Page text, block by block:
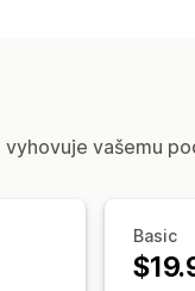
vašemu
Basic